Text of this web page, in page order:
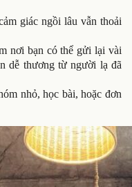
giác ngồi lâu vẫn thoải
nơi bạn có thể gửi lại vài
dễ thương từ người lạ đã
nhỏ, học bài, hoặc đơn